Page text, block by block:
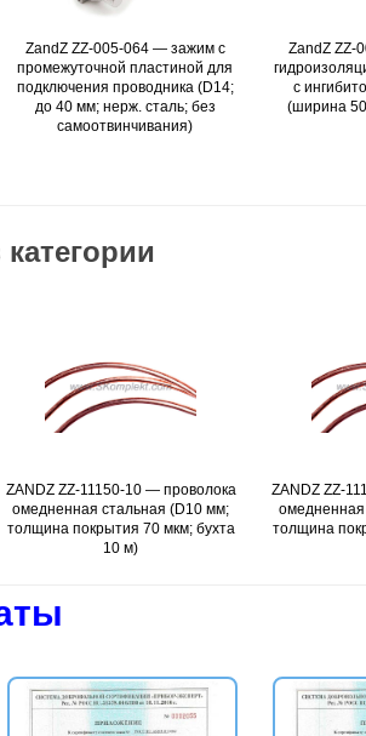
Подробнее
ZandZ ZZ-005-064 — зажим с
промежуточной пластиной для
подключения проводника (D14;
до 40 мм; нерж. сталь; без
самоотвинчивания)
ZandZ ZZ-
с
(ширина
Подробнее
ZANDZ ZZ-11150-10 — проволока
омедненная стальная (D10 мм;
толщина покрытия 70 мкм; бухта
10 м)
ZANDZ ZZ-
омедненная
толщина